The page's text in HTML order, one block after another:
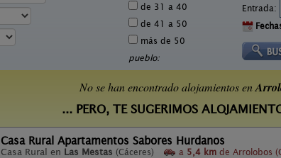
de 31 a 40
de 41 a 50
más de 50
pueblo:
Entrada:
No se han encontrado alojamientos en
... PERO, TE SUGERIMOS
Casa Rural Apartamentos Sabores Hurdanos
Casa Rural en Las Mestas (Cáceres) a 5,4 km de Arrolobos